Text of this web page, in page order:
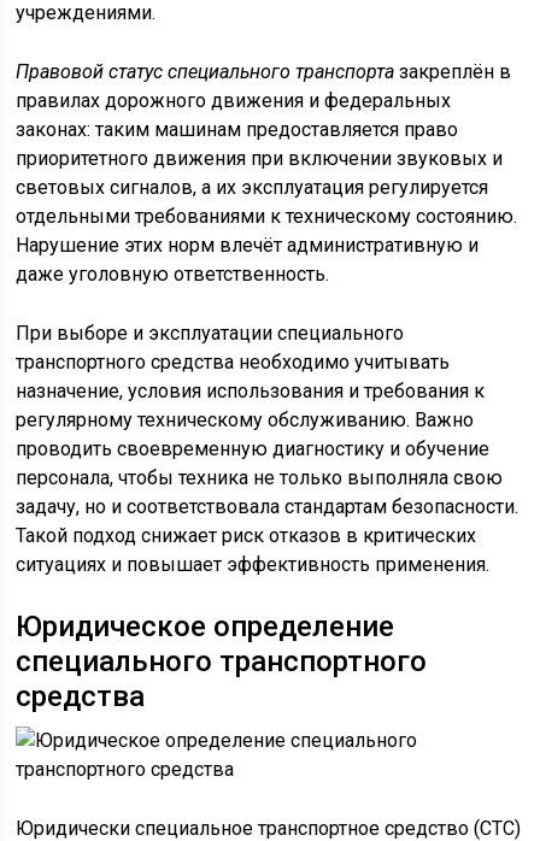
учреждениями.
Правовой статус специального транспорта закреплён в
правилах дорожного движения и федеральных
законах: таким машинам предоставляется право
приоритетного движения при включении звуковых и
световых сигналов, а их эксплуатация регулируется
отдельными требованиями к техническому состоянию.
Нарушение этих норм влечёт административную и
даже уголовную ответственность.
При выборе и эксплуатации специального
транспортного средства необходимо учитывать
назначение, условия использования и требования к
регулярному техническому обслуживанию. Важно
проводить своевременную диагностику и обучение
персонала, чтобы техника не только выполняла свою
задачу, но и соответствовала стандартам безопасности.
Такой подход снижает риск отказов в критических
ситуациях и повышает эффективность применения.
Юридическое определение
специального транспортного
средства
Юридически специальное транспортное средство (СТС)